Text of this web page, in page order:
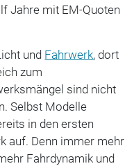
Jahre mit EM-Quoten
und Fahrwerk, dort
zum
sind nicht
Selbst Modelle
in den ersten
auf. Denn immer mehr
Fahrdynamik und